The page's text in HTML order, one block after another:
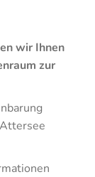
wir Ihnen
zur